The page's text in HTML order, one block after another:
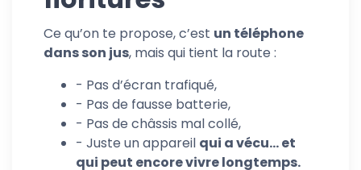
Ce qu’on te propose, c’est un téléphone
dans son jus, mais qui tient la route :
- Pas d’écran trafiqué,
- Pas de fausse batterie,
- Pas de châssis mal collé,
- Juste un appareil qui a vécu… et
qui peut encore vivre longtemps.